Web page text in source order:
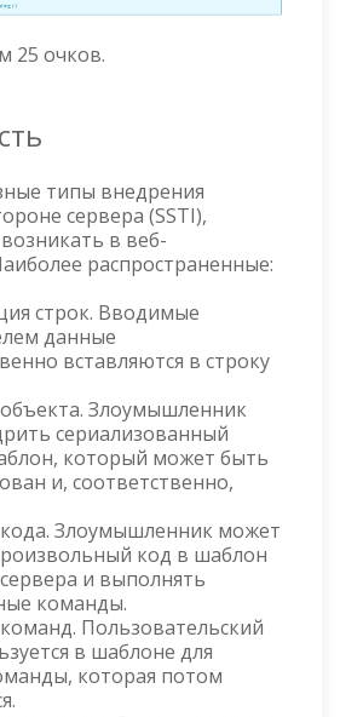
25 очков.
типы внедрения
сервера (SSTI),
в веб-
распространенные:
строк. Вводимые
данные
вставляются в строку
Злоумышленник
сериализованный
который может быть
и, соответственно,
Злоумышленник может
код в шаблон
и выполнять
команды.
Пользовательский
в шаблоне для
которая потом